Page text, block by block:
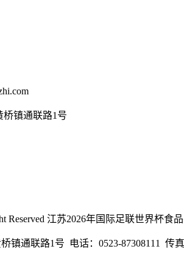
桥镇通联路1号
Reserved 江苏2026年国际足联世界
镇通联路1号 电话：0523-87308111 传真